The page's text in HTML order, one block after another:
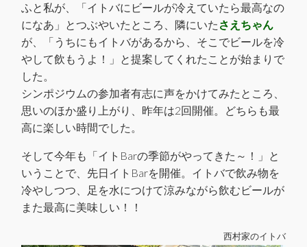
ふと私が、「イトバにビールが冷えていたら最高なの
になあ」とつぶやいたところ、隣にいた さえちゃん
が、「うちにもイトバがあるから、そこでビールを冷
やして飲もうよ！」と提案してくれたことが始まりで
した。
シンポジウムの参加者有志に声をかけてみたところ、
思いのほか盛り上がり、昨年は2回開催。どちらも最
高に楽しい時間でした。
そして今年も「イトBarの季節がやってきた～！」と
いうことで、先日イトBarを開催。イトバで飲み物を
冷やしつつ、足を水につけて涼みながら飲むビールが
また最高に美味しい！！
西村家のイトバ